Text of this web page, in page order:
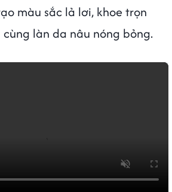
màu sắc lả lơi, khoe trọn
làn da nâu nóng bỏng.